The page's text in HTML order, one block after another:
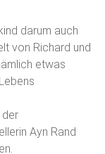
darum auch
von Richard und
etwas
der
Ayn Rand